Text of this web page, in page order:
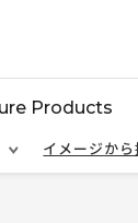
Products
イメージから